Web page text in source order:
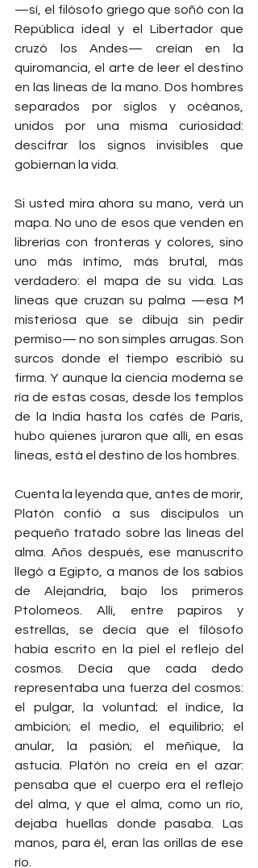
—sí, el filósofo griego que soñó con la
República ideal y el Libertador que
cruzó los Andes— creían en la
quiromancia, el arte de leer el destino
en las líneas de la mano. Dos hombres
separados por siglos y océanos,
unidos por una misma curiosidad:
descifrar los signos invisibles que
gobiernan la vida.
Si usted mira ahora su mano, verá un
mapa. No uno de esos que venden en
librerías con fronteras y colores, sino
uno más íntimo, más brutal, más
verdadero: el mapa de su vida. Las
líneas que cruzan su palma —esa M
misteriosa que se dibuja sin pedir
permiso— no son simples arrugas. Son
surcos donde el tiempo escribió su
firma. Y aunque la ciencia moderna se
ría de estas cosas, desde los templos
de la India hasta los cafés de París,
hubo quienes juraron que allí, en esas
líneas, está el destino de los hombres.
Cuenta la leyenda que, antes de morir,
Platón confió a sus discípulos un
pequeño tratado sobre las líneas del
alma. Años después, ese manuscrito
llegó a Egipto, a manos de los sabios
de Alejandría, bajo los primeros
Ptolomeos. Allí, entre papiros y
estrellas, se decía que el filósofo
había escrito en la piel el reflejo del
cosmos. Decía que cada dedo
representaba una fuerza del cosmos:
el pulgar, la voluntad; el índice, la
ambición; el medio, el equilibrio; el
anular, la pasión; el meñique, la
astucia. Platón no creía en el azar:
pensaba que el cuerpo era el reflejo
del alma, y que el alma, como un río,
dejaba huellas donde pasaba. Las
manos, para él, eran las orillas de ese
río.